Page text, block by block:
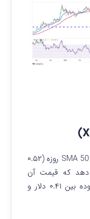
کاهش قیمت ریپل (XRP) به زیر SMA 50 روزه (۰.۵۲
می دهد که قیمت آن
ممکن است برای مدتی در محدوده بین ۰.۴۱ دلار و